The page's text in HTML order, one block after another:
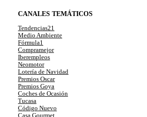
CANALES TEMÁTICOS
Tendencias21
Medio Ambiente
Fórmula1
Compramejor
Iberempleos
Neomotor
Lotería de Navidad
Premios Oscar
Premios Goya
Coches de Ocasión
Tucasa
Código Nuevo
Casa Gourmet